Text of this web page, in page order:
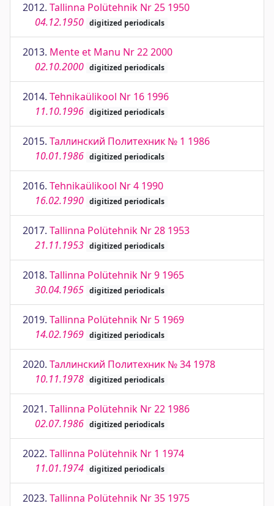
2012. Tallinna Polütehnik Nr 25 1950
04.12.1950 digitized periodicals
2013. Mente et Manu Nr 22 2000
02.10.2000 digitized periodicals
2014. Tehnikaülikool Nr 16 1996
11.10.1996 digitized periodicals
2015. Таллинский Политехник № 1 1986
10.01.1986 digitized periodicals
2016. Tehnikaülikool Nr 4 1990
16.02.1990 digitized periodicals
2017. Tallinna Polütehnik Nr 28 1953
21.11.1953 digitized periodicals
2018. Tallinna Polütehnik Nr 9 1965
30.04.1965 digitized periodicals
2019. Tallinna Polütehnik Nr 5 1969
14.02.1969 digitized periodicals
2020. Таллинский Политехник № 34 1978
10.11.1978 digitized periodicals
2021. Tallinna Polütehnik Nr 22 1986
02.07.1986 digitized periodicals
2022. Tallinna Polütehnik Nr 1 1974
11.01.1974 digitized periodicals
2023. Tallinna Polütehnik Nr 35 1975